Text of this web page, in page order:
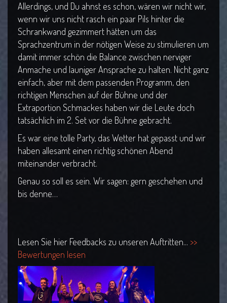
Allerdings, und Du ahnst es schon, wären wir nicht wir,
wenn wir uns nicht rasch ein paar Pils hinter die
Schrankwand gezimmert hätten um das
Sprachzentrum in der nötigen Weise zu stimulieren um
damit immer schön die Balance zwischen nerviger
Anmache und launiger Ansprache zu halten. Nicht ganz
einfach, aber mit dem passenden Programm, den
richtigen Menschen auf der Bühne und der
Extraportion Schmackes haben wir die Leute doch
tatsächlich im 2. Set vor die Bühne gebracht.
Es war eine tolle Party, das Wetter hat gepasst und wir
haben allesamt einen richtig schönen Abend
miteinander verbracht.
Genau so soll es sein. Wir sagen: gern geschehen und
bis denne…
Lesen Sie hier Feedbacks zu unseren Auftritten... >>
Bewertungen lesen